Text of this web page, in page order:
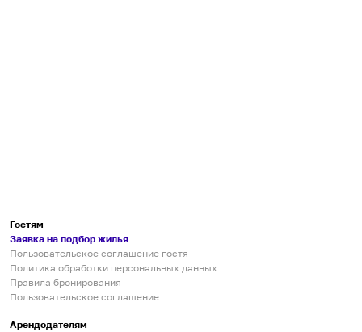
Гостям
Заявка на подбор жилья
Пользовательское соглашение гостя
Политика обработки персональных данных
Правила бронирования
Пользовательское соглашение
Арендодателям